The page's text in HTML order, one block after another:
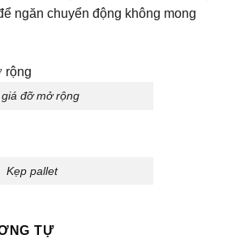
ngăn chuyển động không mong
đỡ mở rộng
Kẹp pallet
TỰ